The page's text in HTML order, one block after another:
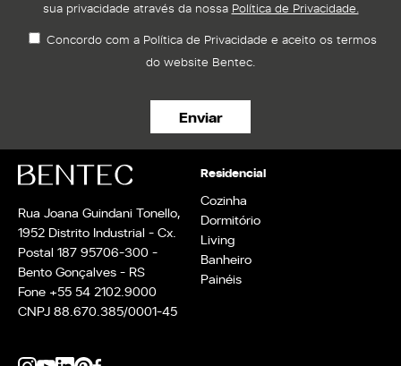
sua privacidade através da nossa Política de Privacidade.
Concordo com a Política de Privacidade e aceito os termos
do website Bentec.
Rua Joana Guindani Tonello,
1952 Distrito Industrial - Cx.
Postal 187 95706-300 -
Bento Gonçalves - RS
Fone +55 54 2102.9000
CNPJ 88.670.385/0001-45
Residencial
Cozinha
Dormitório
Living
Banheiro
Painéis